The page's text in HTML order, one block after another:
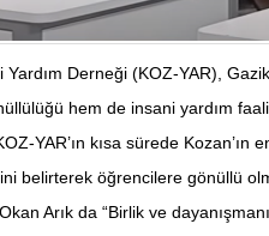
Derneği (KOZ-YAR),
hem de insani yardım
YAR’ın kısa sürede Kozan’ın
belirterek öğrencilere gönüllü
Arık da “Birlik ve